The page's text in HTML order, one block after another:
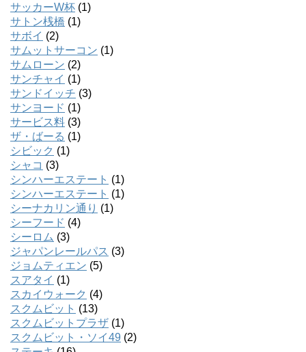
サッカーW杯 (1)
サトン桟橋 (1)
サボイ (2)
サムットサーコン (1)
サムローン (2)
サンチャイ (1)
サンドイッチ (3)
サンヨード (1)
サービス料 (3)
ザ・ばーる (1)
シビック (1)
シャコ (3)
シンハーエステート (1)
シンハーエステート (1)
シーナカリン通り (1)
シーフード (4)
シーロム (3)
ジャパンレールパス (3)
ジョムティエン (5)
スアタイ (1)
スカイウォーク (4)
スクムビット (13)
スクムビットプラザ (1)
スクムビット・ソイ49 (2)